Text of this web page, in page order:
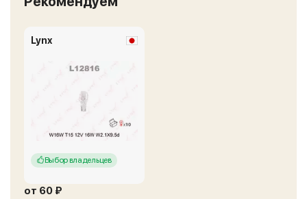
Lynx
Выбор владельцев
от 60 ₽